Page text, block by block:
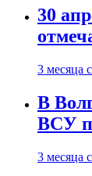
30
3 месяца
В
ВСУ
3 месяца